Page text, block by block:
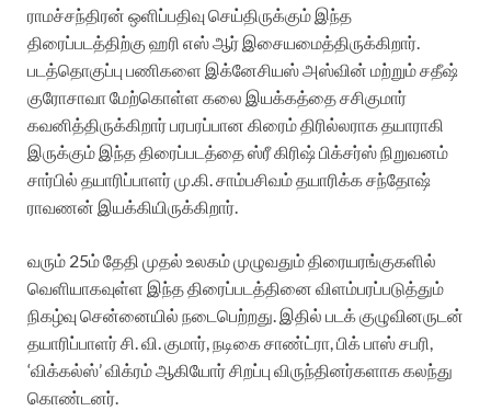
ராமச்சந்திரன் ஒளிப்பதிவு செய்திருக்கும் இந்த
திரைப்படத்திற்கு ஹரி எஸ் ஆர் இசையமைத்திருக்கிறார்.
படத்தொகுப்பு பணிகளை இக்னேசியஸ் அஸ்வின் மற்றும் சதீஷ்
குரோசாவா மேற்கொள்ள கலை இயக்கத்தை சசிகுமார்
கவனித்திருக்கிறார் பரபரப்பான கிரைம் திரில்லராக தயாராகி
இருக்கும் இந்த திரைப்படத்தை ஸ்ரீ கிரிஷ் பிக்சர்ஸ் நிறுவனம்
சார்பில் தயாரிப்பாளர் மு.கி. சாம்பசிவம் தயாரிக்க சந்தோஷ்
ராவணன் இயக்கியிருக்கிறார்.
வரும் 25ம் தேதி முதல் உலகம் முழுவதும் திரையரங்குகளில்
வெளியாகவுள்ள இந்த திரைப்படத்தினை விளம்பரப்படுத்தும்
நிகழ்வு சென்னையில் நடைபெற்றது. இதில் படக் குழுவினருடன்
தயாரிப்பாளர் சி. வி. குமார், நடிகை சாண்ட்ரா, பிக் பாஸ் சபரி,
‘விக்கல்ஸ்’ விக்ரம் ஆகியோர் சிறப்பு விருந்தினர்களாக கலந்து
கொண்டனர்.